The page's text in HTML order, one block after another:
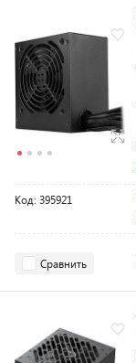
Код: 395921
Сравнить